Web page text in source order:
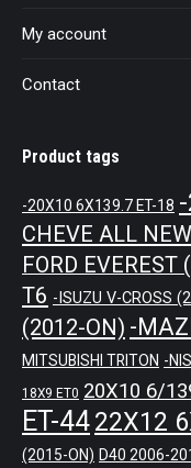
My account
Contact
Product tags
-20X10 6X139.7 ET-18
CHEVE ALL
FORD EVEREST
T6 -ISUZU V-CROSS
(2012-ON) -
MITSUBISHI TRITON -
18X9 ET0 20X10 6/
ET-4422X12
(2015-ON) D40 2006-